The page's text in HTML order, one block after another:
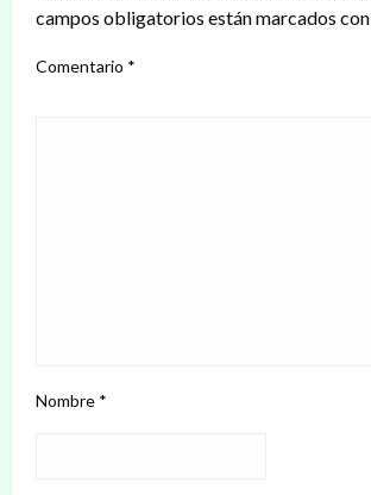
campos obligatorios están marcados con
Comentario *
Nombre *